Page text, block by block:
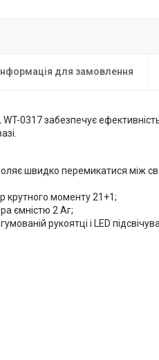
Інформація для замовлення
0317 забезпечує
швидко перемикатися між
крутного моменту 21+1;
ємністю 2 Аг;
рукоятці і LED